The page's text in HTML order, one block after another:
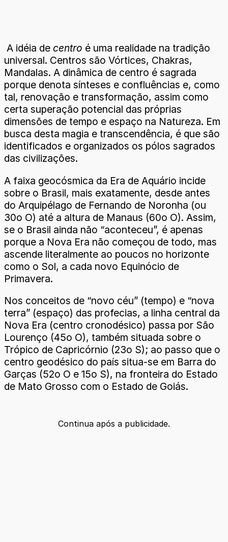
A idéia de centro é uma realidade na tradição
universal. Centros são Vórtices, Chakras,
Mandalas. A dinâmica de centro é sagrada
porque denota sínteses e confluências e, como
tal, renovação e transformação, assim como
certa superação potencial das próprias
dimensões de tempo e espaço na Natureza. Em
busca desta magia e transcendência, é que são
identificados e organizados os pólos sagrados
das civilizações.
A faixa geocósmica da Era de Aquário incide
sobre o Brasil, mais exatamente, desde antes
do Arquipélago de Fernando de Noronha (ou
30o O) até a altura de Manaus (60o O). Assim,
se o Brasil ainda não “aconteceu”, é apenas
porque a Nova Era não começou de todo, mas
ascende literalmente ao poucos no horizonte
como o Sol, a cada novo Equinócio de
Primavera.
Nos conceitos de “novo céu” (tempo) e “nova
terra” (espaço) das profecias, a linha central da
Nova Era (centro cronodésico) passa por São
Lourenço (45o O), também situada sobre o
Trópico de Capricórnio (23o S); ao passo que o
centro geodésico do país situa-se em Barra do
Garças (52o O e 15o S), na fronteira do Estado
de Mato Grosso com o Estado de Goiás.
Continua após a publicidade.